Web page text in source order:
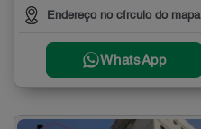
Endereço no círculo do mapa
WhatsApp